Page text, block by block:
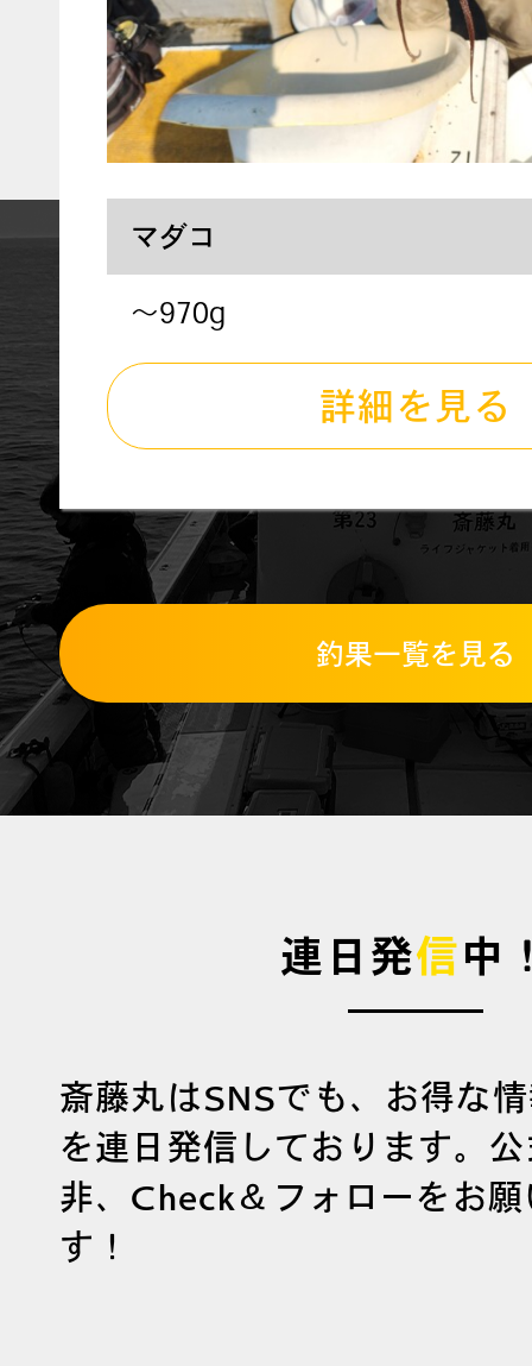
マダコ
～970g
詳細を見る
釣果一覧を見る
連日発信中
斎藤丸はSNSでも、お得な
を連日発信しております。
非、Check＆フォローをお
す！